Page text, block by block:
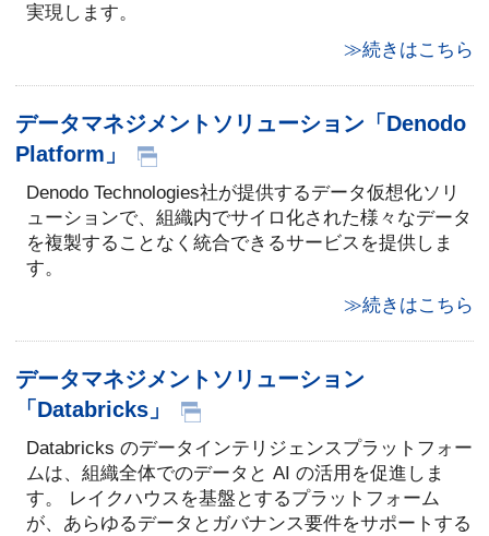
実現します。
≫続きはこちら
データマネジメントソリューション「Denodo
Platform」
Denodo Technologies社が提供するデータ仮想化ソリ
ューションで、組織内でサイロ化された様々なデータ
を複製することなく統合できるサービスを提供しま
す。
≫続きはこちら
データマネジメントソリューション
「Databricks」
Databricks のデータインテリジェンスプラットフォー
ムは、組織全体でのデータと AI の活用を促進しま
す。 レイクハウスを基盤とするプラットフォーム
が、あらゆるデータとガバナンス要件をサポートする